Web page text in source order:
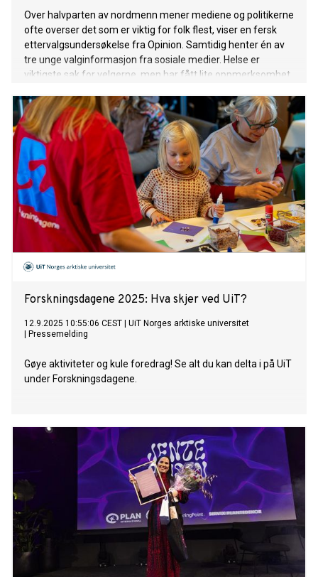
Over halvparten av nordmenn mener mediene og politikerne
ofte overser det som er viktig for folk flest, viser en fersk
ettervalgsundersøkelse fra Opinion. Samtidig henter én av
tre unge valginformasjon fra sosiale medier. Helse er
viktigste sak for velgerne, men har fått lite oppmerksomhet
Forskningsdagene 2025: Hva skjer ved UiT?
12.9.2025 10:55:06 CEST
UiT Norges arktiske universitet
Pressemelding
Gøye aktiviteter og kule foredrag! Se alt du kan delta i på UiT
under Forskningsdagene.